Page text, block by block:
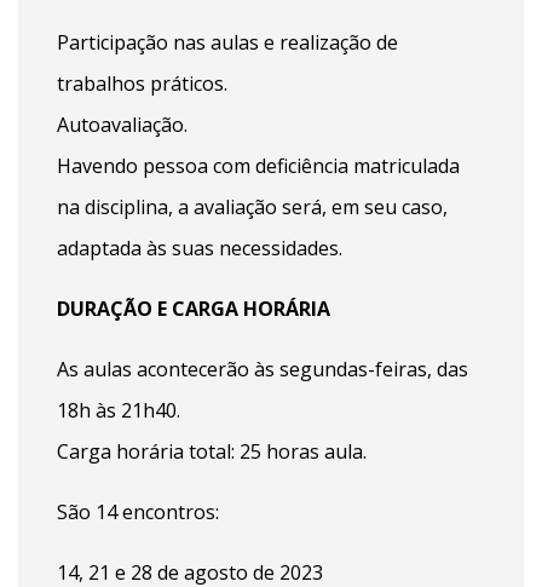
Participação nas aulas e realização de
trabalhos práticos.
Autoavaliação.
Havendo pessoa com deficiência matriculada
na disciplina, a avaliação será, em seu caso,
adaptada às suas necessidades.
DURAÇÃO E CARGA HORÁRIA
As aulas acontecerão às segundas-feiras, das
18h às 21h40.
Carga horária total: 25 horas aula.
São 14 encontros:
14, 21 e 28 de agosto de 2023